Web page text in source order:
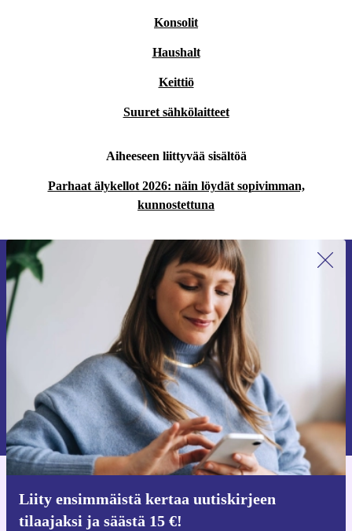
Konsolit
Haushalt
Keittiö
Suuret sähkölaitteet
Aiheeseen liittyvää sisältöä
Parhaat älykellot 2026: näin löydät sopivimman,
kunnostettuna
Liity ensimmäistä kertaa uutiskirjeen
tilaajaksi ja säästä 15 €!
Liity ensimmäistä kertaa uutiskirjeen
tilaajaksi ja säästä 15 €!
Älä missaa enää yhtäkään tarjousta.
Pyydä etukuponki
Lisätietoja henkilötietojen käytöstä löydättietosuojaselosteestamme.
iOS:lle ja Androidille